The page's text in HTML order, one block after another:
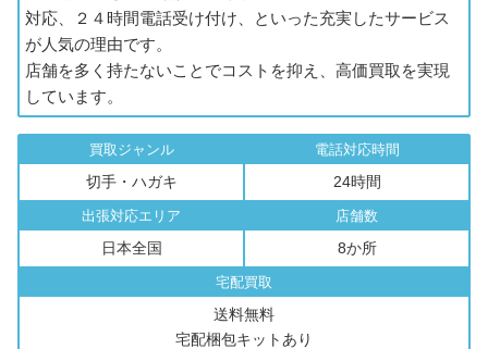
対応、２４時間電話受け付け、といった充実したサービス
が人気の理由です。
店舗を多く持たないことでコストを抑え、高価買取を実現
しています。
買取ジャンル
切手・ハガキ
電話対応時間
24時間
出張対応エリア
日本全国
店舗数
8か所
宅配買取
送料無料
宅配梱包キットあり